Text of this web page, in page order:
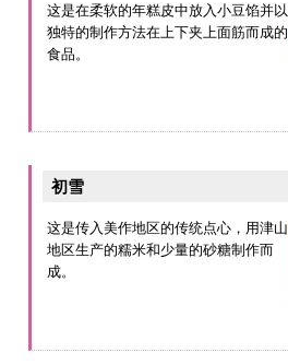
这是在柔软的年糕皮中放入小豆馅并以
独特的制作方法在上下夹上面筋而成的
食品。
初雪
这是传入美作地区的传统点心，用津山
地区生产的糯米和少量的砂糖制作而
成。